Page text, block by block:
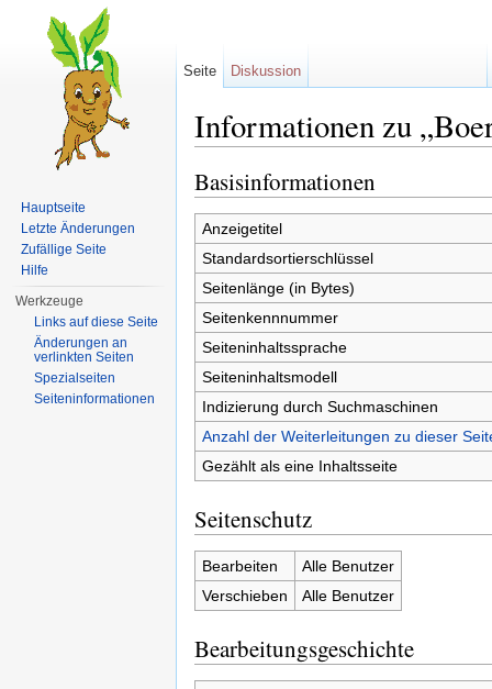
Informationen zu
Basisinformationen
Anzeigetitel
Standardsortierschlüssel
Seitenlänge (in Bytes)
Seitenkennnummer
Seiteninhaltssprache
Seiteninhaltsmodell
Indizierung durch Suchmaschinen
Anzahl der Weiterleitungen zu dieser
Gezählt als eine Inhaltsseite
Seitenschutz
Bearbeiten
Alle Benutzer
Verschieben
Alle Benutzer
Bearbeitungsgeschichte
Seite Diskussion
Hauptseite
Letzte Änderungen
Zufällige Seite
Hilfe
Werkzeuge
Links auf diese Seite
Änderungen an
verlinkten Seiten
Spezialseiten
Seiten­informationen